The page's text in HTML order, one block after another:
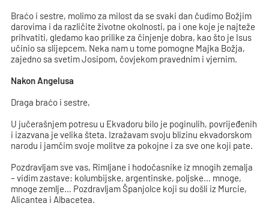
Braćo i sestre, molimo za milost da se svaki dan čudimo Božjim
darovima i da različite životne okolnosti, pa i one koje je najteže
prihvatiti, gledamo kao prilike za činjenje dobra, kao što je Isus
učinio sa slijepcem. Neka nam u tome pomogne Majka Božja,
zajedno sa svetim Josipom, čovjekom pravednim i vjernim.
Nakon Angelusa
Draga braćo i sestre,
U jučerašnjem potresu u Ekvadoru bilo je poginulih, povrijeđenih
i izazvana je velika šteta. Izražavam svoju blizinu ekvadorskom
narodu i jamčim svoje molitve za pokojne i za sve one koji pate.
Pozdravljam sve vas, Rimljane i hodočasnike iz mnogih zemalja
– vidim zastave: kolumbijske, argentinske, poljske… mnoge,
mnoge zemlje… Pozdravljam Španjolce koji su došli iz Murcie,
Alicantea i Albacetea.